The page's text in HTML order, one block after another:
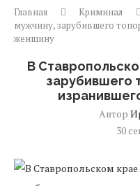
Главная Криминал
мужчину, зарубившего
женщину
В
зарубившего
Автор
30